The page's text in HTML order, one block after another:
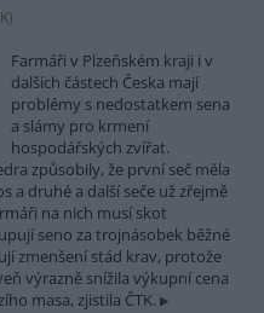
)
Farmáři v Plzeňském kraji i v
dalších částech Česka mají
problémy s nedostatkem sena
a slámy pro krmení
hospodářských zvířat.
způsobily, že první seč měla
druhé a další seče už zřejmě
na nich musí skot
seno za trojnásobek běžné
zmenšení stád krav, protože
výrazně snížila výkupní cena
masa, zjistila ČTK.